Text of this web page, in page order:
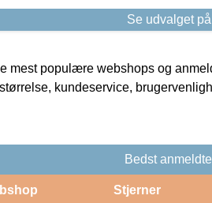
Se udvalget
mest populære webshops og
kundeservice,
Bedst
Stjerner